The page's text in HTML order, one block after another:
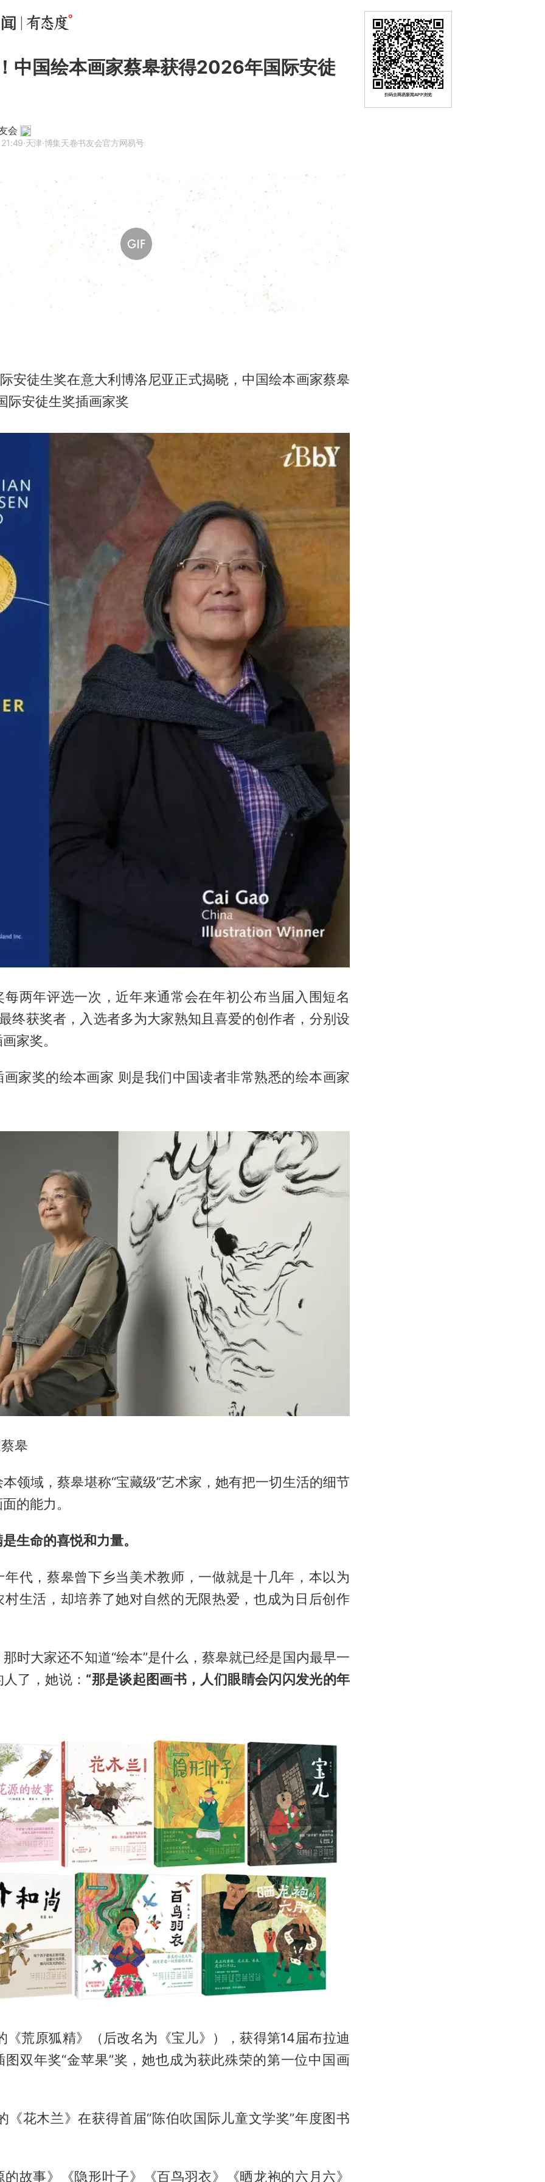
中国绘本画家蔡皋获得2026年国际安徒
会
·天津·博集天卷书友会官方网易号
安徒生奖在意大利博洛尼亚正式揭晓，中国绘本画家蔡皋
际安徒生奖插画家奖
每两年评选一次，近年来通常会在年初公布当届入围短名
终获奖者，入选者多为大家熟知且喜爱的创作者，分别设
家奖。
家奖的绘本画家 则是我们中国读者非常熟悉的绘本画家
皋
领域，蔡皋堪称“宝藏级”艺术家，她有把一切生活的细节
的能力。
生命的喜悦和力量。
年代，蔡皋曾下乡当美术教师，一做就是十几年，本以为
村生活，却培养了她对自然的无限热爱，也成为日后创作
时大家还不知道“绘本”是什么，蔡皋就已经是国内最早一
了，她说： “那是谈起图画书，人们眼睛会闪闪发光的年
《荒原狐精》（后改名为《宝儿》），获得第14届布拉迪
图双年奖“金苹果”奖，她也成为获此殊荣的第一位中国画
《花木兰》在获得首届“陈伯吹国际儿童文学奖”年度图书
故事》《隐形叶子》《百鸟羽衣》《晒龙袍的六月六》
扫码去网易新闻APP浏览